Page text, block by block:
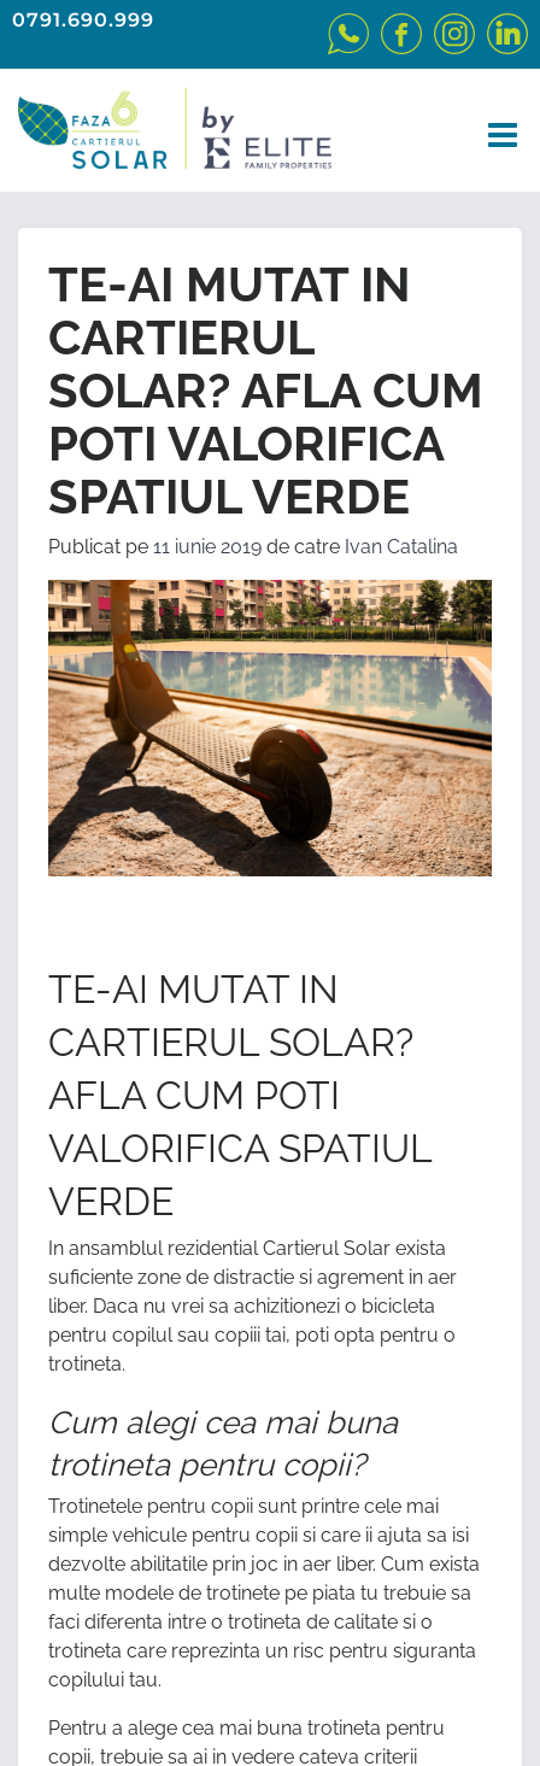
0791.690.999
TE-AI MUTAT IN
CARTIERUL
SOLAR? AFLA CUM
POTI VALORIFICA
SPATIUL VERDE
Publicat pe 11 iunie 2019 de catre Ivan Catalina
TE-AI MUTAT IN
CARTIERUL SOLAR?
AFLA CUM POTI
VALORIFICA SPATIUL
VERDE
In ansamblul rezidential Cartierul Solar exista
suficiente zone de distractie si agrement in aer
liber. Daca nu vrei sa achizitionezi o bicicleta
pentru copilul sau copiii tai, poti opta pentru o
trotineta.
Cum alegi cea mai buna
trotineta pentru copii?
Trotinetele pentru copii sunt printre cele mai
simple vehicule pentru copii si care ii ajuta sa isi
dezvolte abilitatile prin joc in aer liber. Cum exista
multe modele de trotinete pe piata tu trebuie sa
faci diferenta intre o trotineta de calitate si o
trotineta care reprezinta un risc pentru siguranta
copilului tau.
Pentru a alege cea mai buna trotineta pentru
copii, trebuie sa ai in vedere cateva criterii